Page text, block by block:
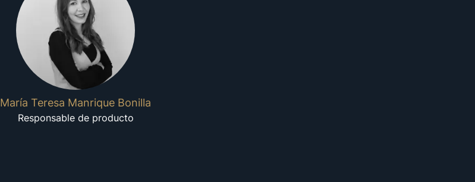
María Teresa Manrique Bonilla
Responsable de producto